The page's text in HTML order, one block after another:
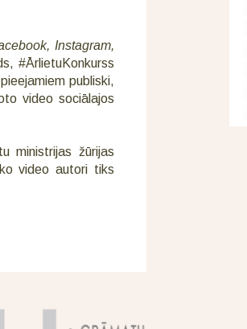
Instagram,
#ĀrlietuKonkurss
publiski,
video sociālajos
ministrijas žūrijas
video autori tiks